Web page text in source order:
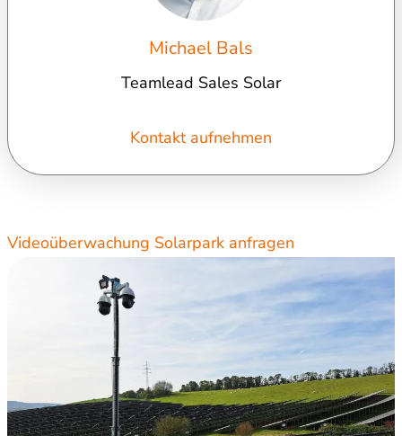
Michael Bals
Teamlead Sales Solar
Kontakt aufnehmen
Videoüberwachung Solarpark anfragen